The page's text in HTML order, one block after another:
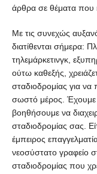
άρθρα σε θέματα που
Με τις συνεχώς
διατίθενται σήμερα:
τηλεμάρκετινγκ,
ούτω καθεξής,
σταδιοδρομίας για να
σωστό μέρος. Έχουμε
βοηθήσουμε να
σταδιοδρομίας σας.
έμπειρος
νεοσύστατο γραφείο
σταδιοδρομίας που